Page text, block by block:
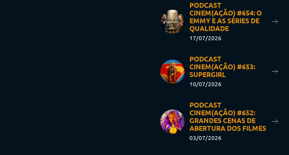
PODCAST
CINEM(AÇÃO) #654: O
EMMY E AS SÉRIES DE
QUALIDADE
17/07/2026
PODCAST
CINEM(AÇÃO) #653:
SUPERGIRL
10/07/2026
PODCAST
CINEM(AÇÃO) #652:
GRANDES CENAS DE
ABERTURA DOS FILMES
03/07/2026